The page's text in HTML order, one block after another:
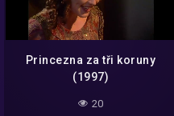
Princezna za tři koruny
(1997)
20